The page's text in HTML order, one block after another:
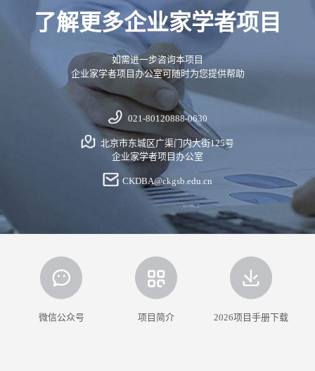
了解更多企业家学者项目
如需进一步咨询本项目
企业家学者项目办公室可随时为您提供帮助
021-80120888-0630
北京市东城区广渠门内大街125号
企业家学者项目办公室
CKDBA@ckgsb.edu.cn
微信公众号 项目简介 2026项目手册下载